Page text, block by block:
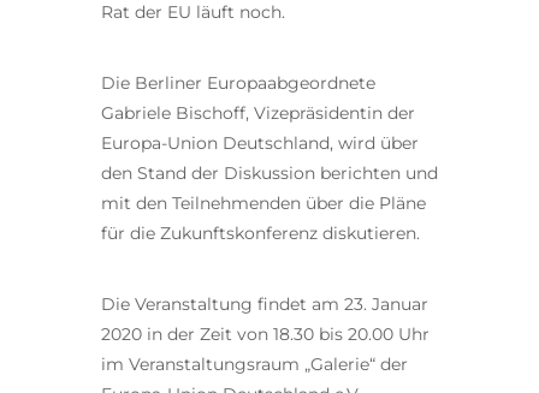
Rat der EU läuft noch.
Die Berliner Europaabgeordnete
Gabriele Bischoff, Vizepräsidentin der
Europa-Union Deutschland, wird über
den Stand der Diskussion berichten und
mit den Teilnehmenden über die Pläne
für die Zukunftskonferenz diskutieren.
Die Veranstaltung findet am 23. Januar
2020 in der Zeit von 18.30 bis 20.00 Uhr
im Veranstaltungsraum „Galerie“ der